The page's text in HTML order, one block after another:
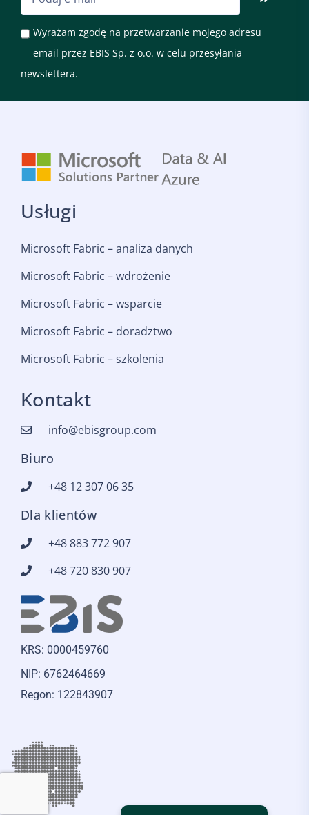
Wyrażam zgodę na przetwarzanie mojego adresu
email przez EBIS Sp. z o.o. w celu przesyłania
newslettera.
Usługi
Microsoft Fabric – analiza danych
Microsoft Fabric – wdrożenie
Microsoft Fabric – wsparcie
Microsoft Fabric – doradztwo
Microsoft Fabric – szkolenia
Kontakt
info@ebisgroup.com
Biuro
+48 12 307 06 35
Dla klientów
+48 883 772 907
+48 720 830 907
KRS: 0000459760
NIP: 6762464669
Regon: 122843907